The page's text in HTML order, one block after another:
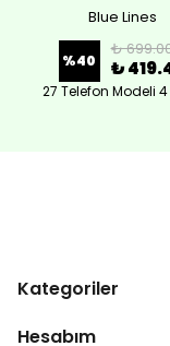
Blue Lines
%40
₺
₺
27 Telefon Modeli 4
Kategoriler
Hesabım